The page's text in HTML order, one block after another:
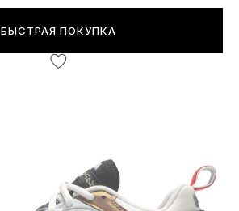
БЫСТРАЯ ПОКУПКА